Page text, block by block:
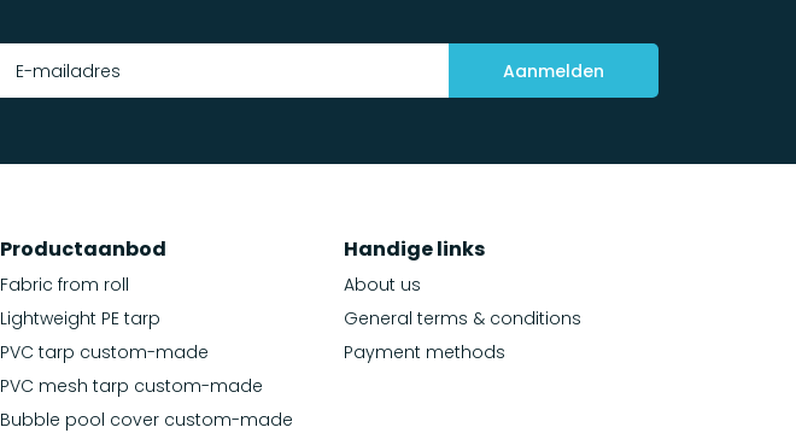
Aanmelden
Productaanbod
Fabric from roll
Lightweight PE tarp
PVC tarp custom-made
PVC mesh tarp custom-made
Bubble pool cover custom-made
Handige links
About us
General terms & conditions
Payment methods